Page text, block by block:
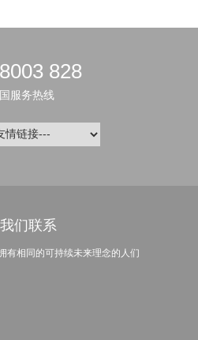
828
服务热线
们联系
有相同的可持续未来理念的人们